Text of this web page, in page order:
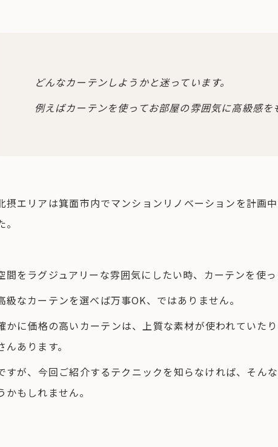
どんなカーテンしようかと迷っています。
例えばカーテンを使ってお部屋の雰囲気に高級感
摂エリアは箕面市内でマンションリノベーションを計画
。
間をラグジュアリーな雰囲気にしたい時、カーテンを使っ
級なカーテンを選べば万事OK、ではありません。
かに価格の高いカーテンは、上質な素材が使われていた
んあります。
すが、今回ご紹介するテクニックを知らなければ、そん
かもしれません。